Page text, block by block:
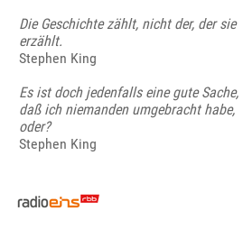
Die Geschichte zählt, nicht der, der sie
erzählt.
Stephen King
Es ist doch jedenfalls eine gute Sache,
daß ich niemanden umgebracht habe,
oder?
Stephen King